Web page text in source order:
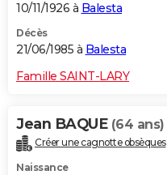
10/11/1926 à Balesta
Décès
21/06/1985 à Balesta
Famille SAINT-LARY
Jean BAQUE (64 ans)
Créer une cagnotte obsèques
Naissance